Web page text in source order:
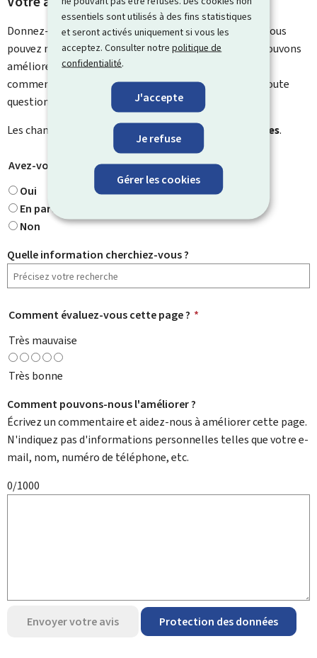
essentiels sont utilisés à des fins statistiques
et seront activés uniquement si vous les
acceptez. Consulter notrepolitique de
confidentialité.
J'accepte
Je refuse
Gérer les cookies
Donnez-nous votre avis sur le contenu de cette page. Vous
pouvez nous laisser un commentaire sur ce que nous pouvons
améliorer. Vous ne recevrez pas de réponse à votre
commentaire. Utilisez le formulaire de contact pour toute
question particulière.
Les champs marqués d’une étoile (
) sont obligatoires.
Avez-vous trouvé ce que vous cherchiez ? *
Oui
En partie
Non
Quelle information cherchiez-vous ?
Comment évaluez-vous cette page ? *
Très mauvaise
Très bonne
Comment pouvons-nous l'améliorer ?
Écrivez un commentaire et aidez-nous à améliorer cette page.
N'indiquez pas d'informations personnelles telles que votre e-
mail, nom, numéro de téléphone, etc.
0/1000
Envoyer votre avis Protection des données